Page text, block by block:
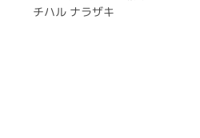
チハル ナラザキ